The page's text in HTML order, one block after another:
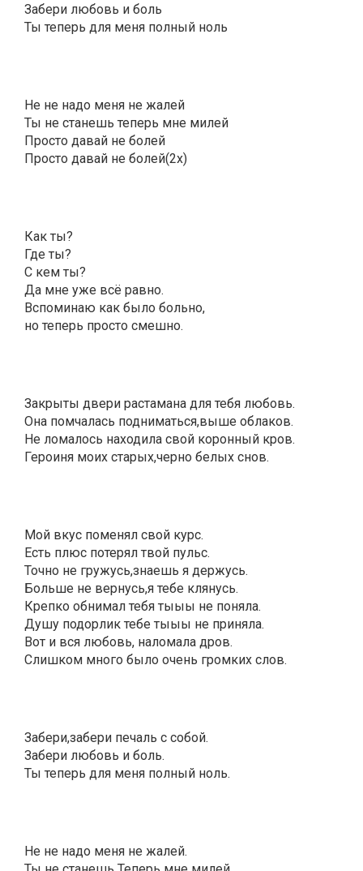
Забери любовь и боль
Ты теперь для меня полный ноль
Не не надо меня не жалей
Ты не станешь теперь мне милей
Просто давай не болей
Просто давай не болей(2x)
Как ты?
Где ты?
С кем ты?
Да мне уже всё равно.
Вспоминаю как было больно,
но теперь просто смешно.
Закрыты двери растамана для тебя любовь.
Она помчалась подниматься,выше облаков.
Не ломалось находила свой коронный кров.
Героиня моих старых,черно белых снов.
Мой вкус поменял свой курс.
Есть плюс потерял твой пульс.
Точно не гружусь,знаешь я держусь.
Больше не вернусь,я тебе клянусь.
Крепко обнимал тебя тыыы не поняла.
Душу подорлик тебе тыыы не приняла.
Вот и вся любовь, наломала дров.
Слишком много было очень громких слов.
Забери,забери печаль с собой.
Забери любовь и боль.
Ты теперь для меня полный ноль.
Не не надо меня не жалей.